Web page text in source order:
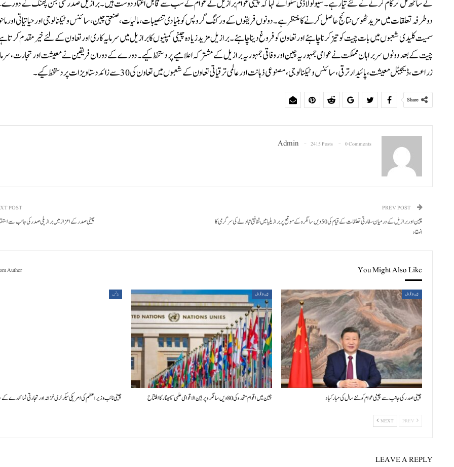
کے ساتھ مل کر کام کرنے کے لئے تیار ہے۔سیو لولا ڈی سلوا نے کہا کہ چینی عوام برازیل کے عوام کے سب سے قابل اعتماد دوست ہیں۔ برازیل صدر شی جن پھنگ کے
دوطرفہ تعلقات میں مزید ٹھوس نتائج حاصل کرنے کا منتظر ہے۔ دونوں فریقوں کے ورکنگ گروپس کو بنیادی تنصیبات، مالیات، صنعتی چین، سائنس و ٹیکنالوجی اور حیاتیاتی اور
سمیت کلیدی شعبوں میں بات چیت کو تیز کرنا چاہئے اور تعاون کو فروغ دینا چاہئے۔برازیل مزیدزیادہ چینی کمپنیوں کا برازیل میں سرمایہ کاری اور تعاون کے لئے خیرمقدم
چیت کے بعد دونوں سربراہان مملکت نے عوامی جمہوریہ چین اور وفاقی جمہوریہ برازیل کے مشترکہ اعلامیے پر دستخط کیے ۔ دورے کے دوران فریقین نے معیشت اور تجارت،
زراعت، ڈیجیٹل معیشت، پائیدار ترقی، سائنس و ٹیکنالوجی، مصنوعی ذہانت اور عالمی ترقیاتی تعاون کے شعبوں میں تعاون کی 30 سے زائد دستاویزات پر دستخط کیے۔
Share
Admin 2415 Posts 0 Comments
چین اور برازیل کے درمیان سفارتی تعلقات کے قیام کی 50ویں سالگرہ کے موقع پر برازیلیا میں ثقافتی تبادلے کی سرگرمی کا
انعقاد
POST
چینی صدر کے اعزاز میں برازیلی صدر کی جانب سے
You Might Also Like
Author
بین الاقوامی
چینی صدر کی جانب سے چینی عوام کو نئے سال کی مبارکباد
بین الاقوامی
چین میں اقوام متحدہ کی 80ویں سالگرہ پر بین الاقوامی علمی سیمینار کا افتتاح
بزنس
چینی نائب وزیراعظم کی امریکی سیکرٹری خزانہ اور تجارتی نمائندے کے
NEXT
LEAVE A REPLY